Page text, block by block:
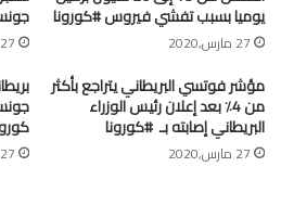
يوميا بسبب تفشي فيروس #كورونا
27 مارس,2020 27 مارس,2020
مؤشر فوتسي البريطاني يتراجع بأكثر
من 4٪ بعد إعلان رئيس الوزراء
البريطاني إصابته بـ ⁧ #كورونا⁩
27 مارس,2020 27 مارس,2020